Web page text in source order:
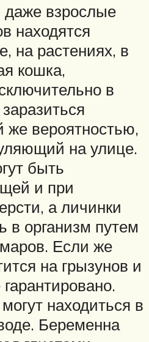
взрослые
находятся
на растениях, в
кошка,
в
же вероятностью,
на улице.
быть
и при
а личинки
в организм путем
Если же
на грызунов и
находиться в
Беременна